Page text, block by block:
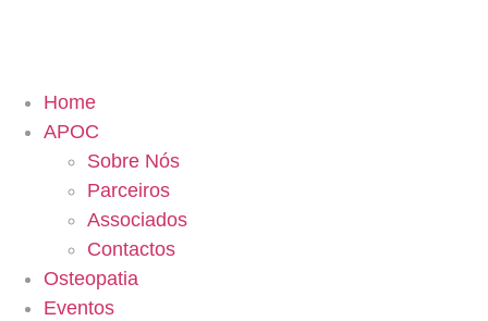
Home
APOC
Sobre Nós
Parceiros
Associados
Contactos
Osteopatia
Eventos